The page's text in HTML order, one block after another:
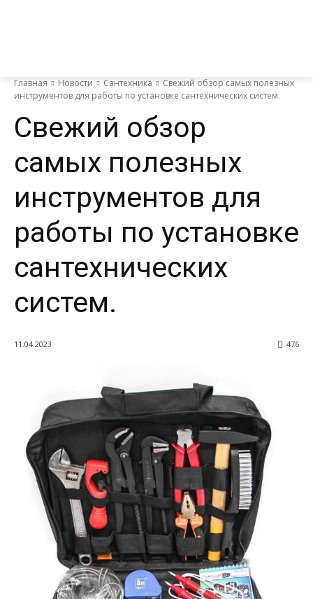
Главная Новости Сантехника
Свежий обзор самых полезных
инструментов для работы по установке сантехнических систем.
Свежий обзор
самых полезных
инструментов для
работы по установке
сантехнических
систем.
11.04.2023 476